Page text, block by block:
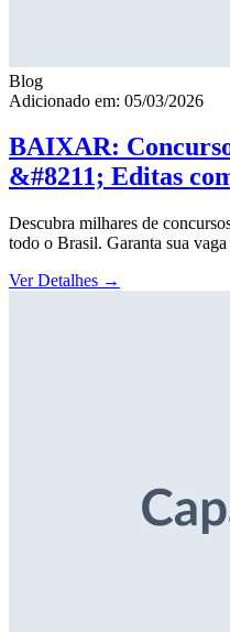
Blog
Adicionado em: 05/03/2026
BAIXAR:
&#8211; Editas
Descubra milhares de
todo o Brasil. Garanta sua
Ver Detalhes →